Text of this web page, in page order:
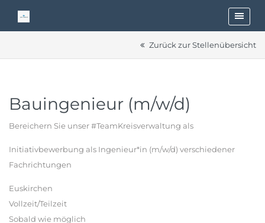
Zurück zur Stellenübersicht
Bauingenieur (m/w/d)
Bereichern Sie unser #TeamKreisverwaltung als
Initiativbewerbung als Ingenieur*in (m/w/d) verschiedener
Fachrichtungen
Euskirchen
Vollzeit/Teilzeit
Sobald wie möglich